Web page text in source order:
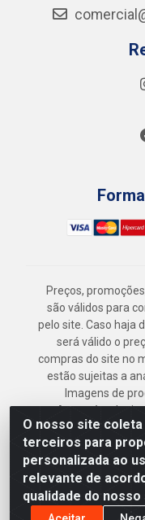
O nosso site
terceiros para
personalizada ao
relevante de
qualidade do
Preços,
são válidos para
pelo site. Caso haja
será válido o
compras do site no
estão sujeitas a
Imagens de
Armazém
Geral LTDA -
Recife/PE